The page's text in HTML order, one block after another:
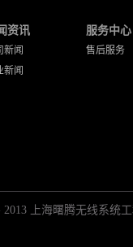
资讯
新闻
新闻
服务中心
售后服务
上海曙腾无线系统